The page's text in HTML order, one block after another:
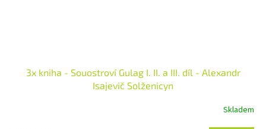
3x kniha - Souostroví Gulag I. II. a III. díl - Alexandr
Isajevič Solženicyn
Skladem